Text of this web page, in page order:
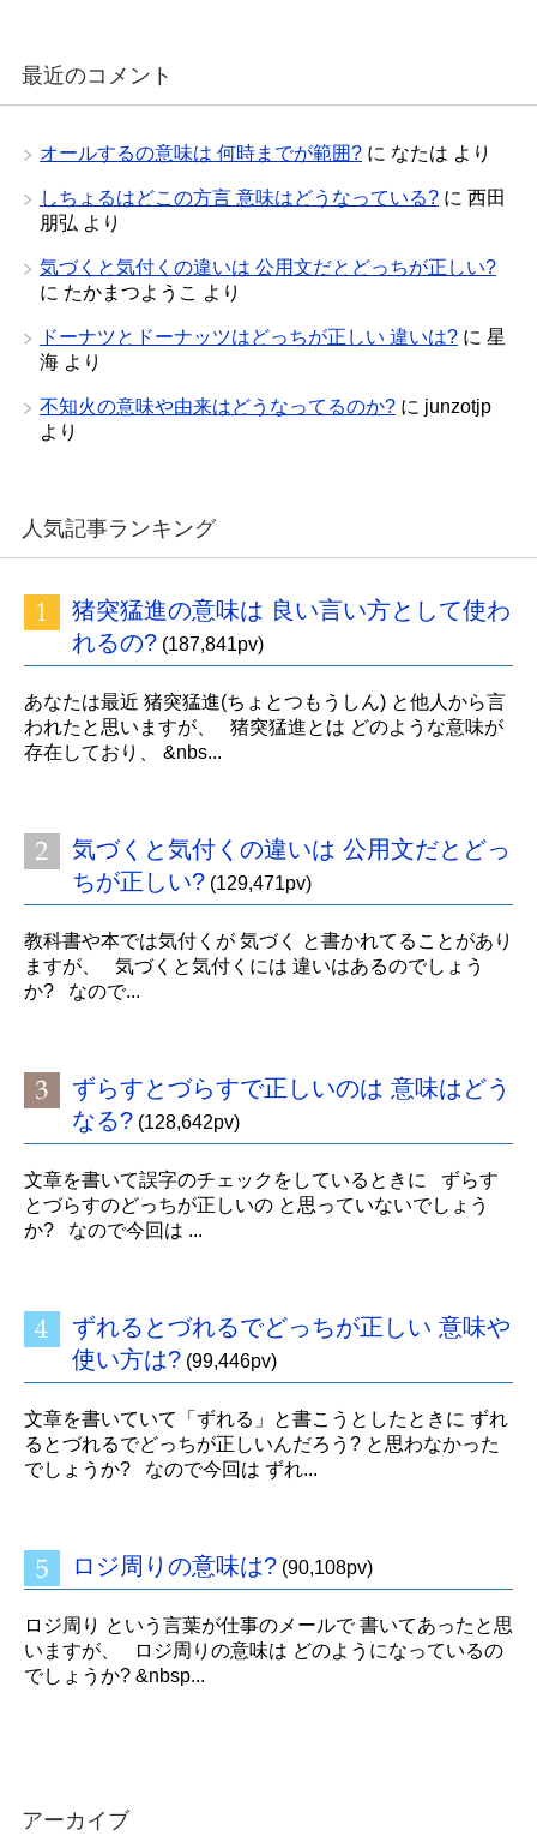
最近のコメント
オールするの意味は 何時までが範囲? に なたは より
しちょるはどこの方言 意味はどうなっている? に 西田
朋弘 より
気づくと気付くの違いは 公用文だとどっちが正しい?
に たかまつようこ より
ドーナツとドーナッツはどっちが正しい 違いは? に 星
海 より
不知火の意味や由来はどうなってるのか? に junzotjp
より
人気記事ランキング
猪突猛進の意味は 良い言い方として使わ
れるの? (187,841pv)
あなたは最近 猪突猛進(ちょとつもうしん) と他人から言
われたと思いますが、 猪突猛進とは どのような意味が
存在しており、 &nbs...
気づくと気付くの違いは 公用文だとどっ
ちが正しい? (129,471pv)
教科書や本では気付くが 気づく と書かれてることがあり
ますが、 気づくと気付くには 違いはあるのでしょう
か? なので...
ずらすとづらすで正しいのは 意味はどう
なる? (128,642pv)
文章を書いて誤字のチェックをしているときに ずらす
とづらすのどっちが正しいの と思っていないでしょう
か? なので今回は ...
ずれるとづれるでどっちが正しい 意味や
使い方は? (99,446pv)
文章を書いていて「ずれる」と書こうとしたときに ずれ
るとづれるでどっちが正しいんだろう? と思わなかった
でしょうか? なので今回は ずれ...
ロジ周りの意味は? (90,108pv)
ロジ周り という言葉が仕事のメールで 書いてあったと思
いますが、 ロジ周りの意味は どのようになっているの
でしょうか? &nbsp...
アーカイブ